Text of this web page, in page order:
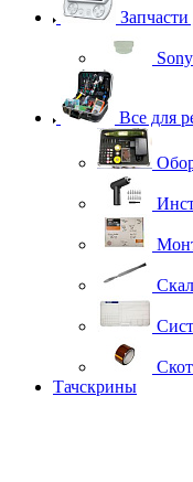
Sony
Все для
Тачскрины